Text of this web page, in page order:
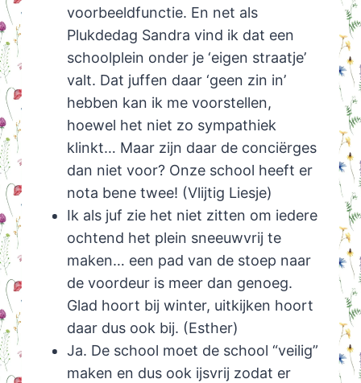
voorbeeldfunctie. En net als
Plukdedag Sandra vind ik dat een
schoolplein onder je ‘eigen straatje’
valt. Dat juffen daar ‘geen zin in’
hebben kan ik me voorstellen,
hoewel het niet zo sympathiek
klinkt… Maar zijn daar de conciërges
dan niet voor? Onze school heeft er
nota bene twee! (Vlijtig Liesje)
Ik als juf zie het niet zitten om iedere
ochtend het plein sneeuwvrij te
maken… een pad van de stoep naar
de voordeur is meer dan genoeg.
Glad hoort bij winter, uitkijken hoort
daar dus ook bij. (Esther)
Ja. De school moet de school “veilig”
maken en dus ook ijsvrij zodat er